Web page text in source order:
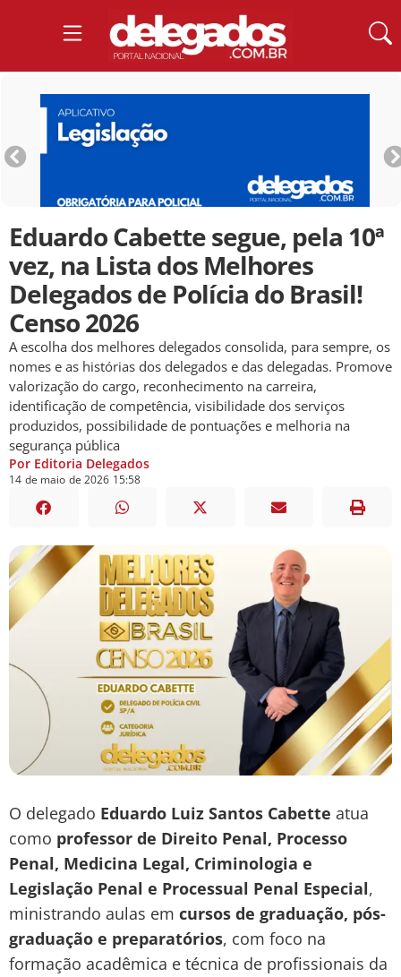
Eduardo Cabette segue, pela 10ª
vez, na Lista dos Melhores
Delegados de Polícia do Brasil!
Censo 2026
A escolha dos melhores delegados consolida, para sempre, os
nomes e as histórias dos delegados e das delegadas. Promove
valorização do cargo, reconhecimento na carreira,
identificação de competência, visibilidade dos serviços
produzidos, possibilidade de pontuações e melhoria na
segurança pública
Por Editoria Delegados
14 de maio de 2026 15:58
O delegado Eduardo Luiz Santos Cabette atua
como professor de Direito Penal, Processo
Penal, Medicina Legal, Criminologia e
Legislação Penal e Processual Penal Especial,
ministrando aulas em cursos de graduação, pós-
graduação e preparatórios, com foco na
formação acadêmica e técnica de profissionais da